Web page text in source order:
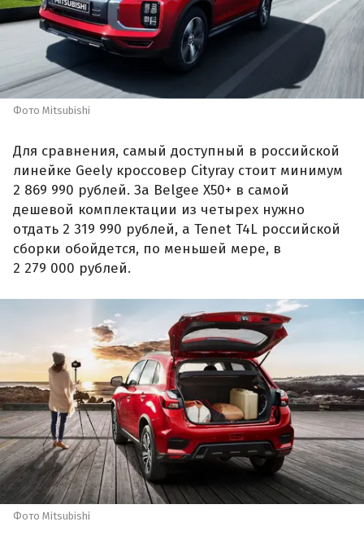
Фото Mitsubishi
Для сравнения, самый доступный в российской
линейке Geely кроссовер Cityray стоит минимум
2 869 990 рублей. За Belgee X50+ в самой
дешевой комплектации из четырех нужно
отдать 2 319 990 рублей, а Tenet T4L российской
сборки обойдется, по меньшей мере, в
2 279 000 рублей.
Фото Mitsubishi